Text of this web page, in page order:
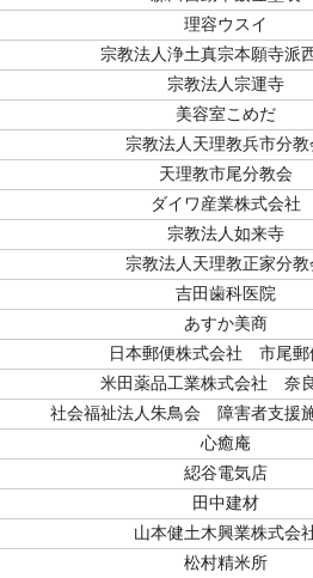
理容ウスイ
宗教法人浄土真宗本願寺派
宗教法人宗運寺
美容室こめだ
宗教法人天理教兵市分教
天理教市尾分教会
ダイワ産業株式会社
宗教法人如来寺
宗教法人天理教正家分教
吉田歯科医院
あすか美商
日本郵便株式会社 市尾郵
米田薬品工業株式会社 奈
社会福祉法人朱鳥会 障害者支援
心癒庵
綛谷電気店
田中建材
山本健土木興業株式会
松村精米所